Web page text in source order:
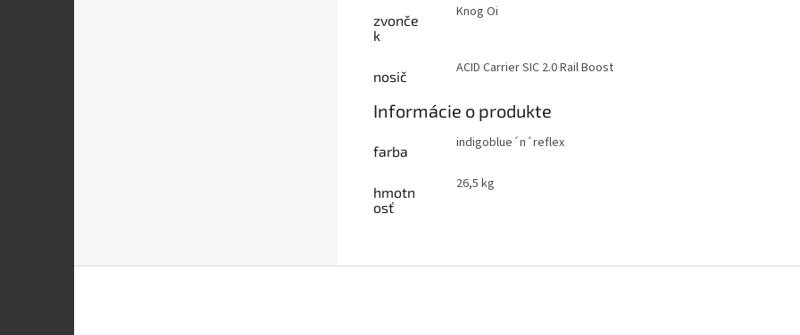
zvonče
k
Knog Oi
nosič ACID Carrier SIC 2.0 Rail Boost
Informácie o produkte
farba indigoblue´n´reflex
hmotn
osť
26,5 kg